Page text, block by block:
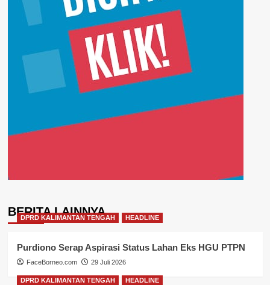
BERITA LAINNYA
DPRD KALIMANTAN TENGAH HEADLINE
Purdiono Serap Aspirasi Status Lahan Eks HGU PTPN
FaceBorneo.com 29 Juli 2026
DPRD KALIMANTAN TENGAH HEADLINE